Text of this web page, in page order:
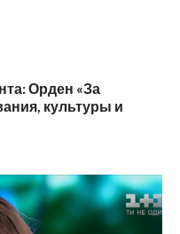
Орден «За
культуры и